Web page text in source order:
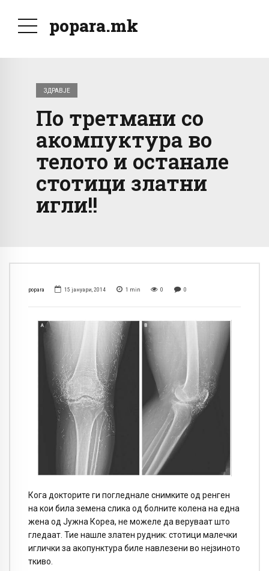
popara.mk
ЗДРАВЈЕ
По третмани со
акомпуктура во
телото и останале
стотици златни
игли!!
popara 15 јануари, 2014 1 min 0 0
Кога докторите ги погледнале снимките од ренген
на кои била земена слика од болните колена на една
жена од Јужна Кореа, не можеле да веруваат што
гледаат. Тие нашле златен рудник: стотици малечки
иглички за акопунктура биле навлезени во нејзиното
ткиво.